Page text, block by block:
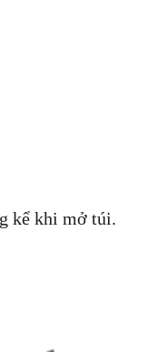
kể khi mở túi.